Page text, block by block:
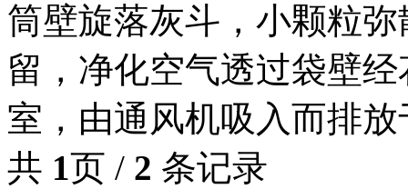
筒壁旋落灰斗，小颗粒
留，净化空气透过袋壁
室，由通风机吸入而排
共 1页 / 2 条记录